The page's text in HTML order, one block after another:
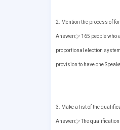
2. Mention the process of
Answer👉 165 people who
proportional election
provision to have one
3. Make a list of the
Answer👉 The